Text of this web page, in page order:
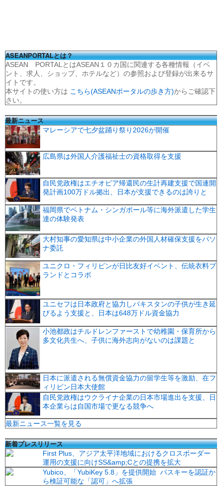
ASEANPORTALとは？
ASEAN PORTALとはASEAN１０カ国に関連する各種情報（イベ
ント、求人、ショップ、ホテルなど）の参照および登録が出来るサ
イトです。
本サイトの使い方は こちら(ASEANポータルの歩き方)からご確認下
さい。
最新ニュース
マレーシアで七夕盆踊り祭り2026が開催
広島県は外国人介護福祉士の資格取得を支援
自民党政権はエチオピア帰還民の生計再建支援で国連開
発計画100万ドル拠出、日本が支援できるのは誇りと
福岡県でベトナム・シンガポール等に海外派遣した学生
達の体験発表
大村知事の愛知県は中小企業の外国人材確保支援をパソ
ナ委託
ユニクロ・フィリピンが日比友好イベント、伝統衣料ブ
ランドとコラボ
ユニセフは日本政府と協力しパキスタンの子供が生き延
びるよう支援と、日本は648万ドル資金協力
小池都政はチルドレンファーストで幼稚園・保育所から
多文化共生へ、子供に海外志向がないのは課題と
日本に派遣される無償資金協力の留学生等を激励、在フ
ィリピン日本大使館
自民党政権はウクライナ企業の日本市場進出を支援、日
本企業らは自国市場で更なる競争へ
最新ニュース一覧を見る
新着プレスリリース
First Plus、アジア太平洋地域におけるクロスボーダー
運用の支援に向けSS&amp;Cとの提携を拡大
Yubico、「YubiKey 5.8」を提供開始 パスキーを認証か
ら検証可能な「認可」へ拡張